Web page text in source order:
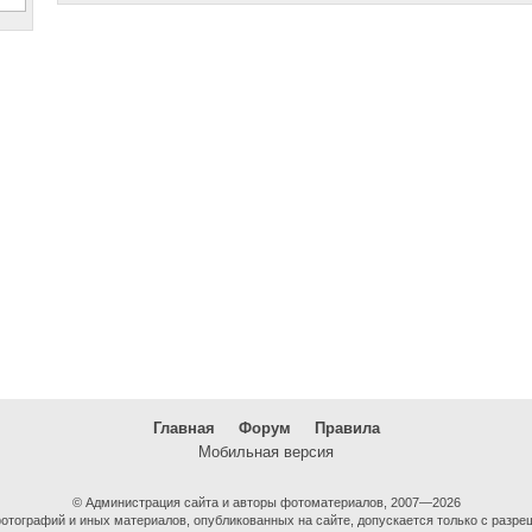
Главная Форум
Правила
Мобильная версия
© Администрация сайта и авторы фотоматериалов, 2007—2026
и иных материалов, опубликованных на сайте, допускается только с